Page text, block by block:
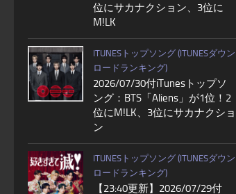
位にサカナクション、3位に
M!LK
ITUNESトップソング (ITUNESダウン
ロードランキング)
2026/07/30付iTunesトップソ
ング：BTS「Aliens」が1位！2
位にM!LK、3位にサカナクショ
ン
ITUNESトップソング (ITUNESダウン
ロードランキング)
【23:40更新】2026/07/29付